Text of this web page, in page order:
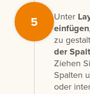
5 Unter
einfügen
zu
der
Ziehen
Spalten
oder